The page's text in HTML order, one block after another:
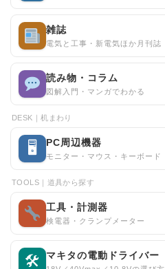
雑誌
電気と工事・新電気ほか月刊誌
読み物・コラム
図解入門・マンガでわかる
DESK｜机まわり
🖥 PC周辺機器
モニター・マウス・キーボード
TOOLS｜道具から探す
工具・計測器
検電器・クランプメーター
🛠 マキタの電動ドライバー